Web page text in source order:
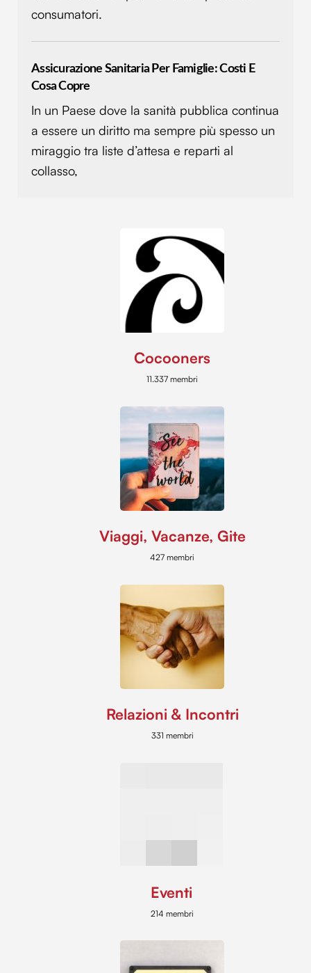
consumatori.
Assicurazione Sanitaria Per Famiglie: Costi E
Cosa Copre
In un Paese dove la sanità pubblica continua
a essere un diritto ma sempre più spesso un
miraggio tra liste d’attesa e reparti al
collasso,
Cocooners
11.337 membri
Viaggi, Vacanze, Gite
427 membri
Relazioni & Incontri
331 membri
Eventi
214 membri